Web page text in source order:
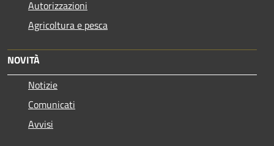
Autorizzazioni
Agricoltura e pesca
NOVITÀ
Notizie
Comunicati
Avvisi